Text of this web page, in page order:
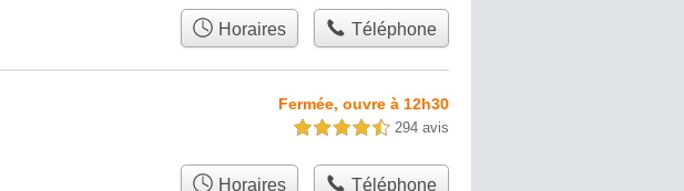
Horaires Téléphone
Fermée, ouvre à 12h30
4,5 étoiles sur 5 294 avis
Horaires Téléphone